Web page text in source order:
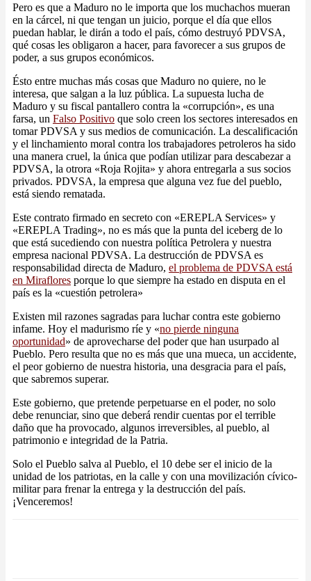
Pero es que a Maduro no le importa que los muchachos mueran
en la cárcel, ni que tengan un juicio, porque el día que ellos
puedan hablar, le dirán a todo el país, cómo destruyó PDVSA,
qué cosas les obligaron a hacer, para favorecer a sus grupos de
poder, a sus grupos económicos.
Ésto entre muchas más cosas que Maduro no quiere, no le
interesa, que salgan a la luz pública. La supuesta lucha de
Maduro y su fiscal pantallero contra la «corrupción», es una
farsa, un Falso Positivo que solo creen los sectores interesados en
tomar PDVSA y sus medios de comunicación. La descalificación
y el linchamiento moral contra los trabajadores petroleros ha sido
una manera cruel, la única que podían utilizar para descabezar a
PDVSA, la otrora «Roja Rojita» y ahora entregarla a sus socios
privados. PDVSA, la empresa que alguna vez fue del pueblo,
está siendo rematada.
Este contrato firmado en secreto con «EREPLA Services» y
«EREPLA Trading», no es más que la punta del iceberg de lo
que está sucediendo con nuestra política Petrolera y nuestra
empresa nacional PDVSA. La destrucción de PDVSA es
responsabilidad directa de Maduro, el problema de PDVSA está
en Miraflores porque lo que siempre ha estado en disputa en el
país es la «cuestión petrolera»
Existen mil razones sagradas para luchar contra este gobierno
infame. Hoy el madurismo ríe y «no pierde ninguna
oportunidad» de aprovecharse del poder que han usurpado al
Pueblo. Pero resulta que no es más que una mueca, un accidente,
el peor gobierno de nuestra historia, una desgracia para el país,
que sabremos superar.
Este gobierno, que pretende perpetuarse en el poder, no solo
debe renunciar, sino que deberá rendir cuentas por el terrible
daño que ha provocado, algunos irreversibles, al pueblo, al
patrimonio e integridad de la Patria.
Solo el Pueblo salva al Pueblo, el 10 debe ser el inicio de la
unidad de los patriotas, en la calle y con una movilización cívico-
militar para frenar la entrega y la destrucción del país.
¡Venceremos!